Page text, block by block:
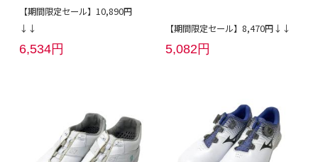
【期間限定セール】10,890円
↓↓
6,534円
【期間限定セール】8,470円↓↓
5,082円